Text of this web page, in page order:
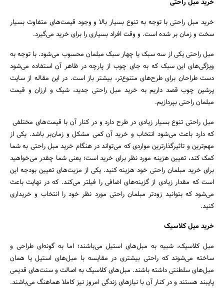
خرید مبل راحتی
خرید مبل راحتی با توجه به تنوع بسیار بالا و وجود قیمت‌های متفاوت بسیار
سخت و زمان بر شده است. و وقت افراد بسیاری را برای خرید می‌گیرد.
مبل راحتی یکی از سه سبک یا چهار سبک مبلمان محسوب می‌شود. با توجه به
ویژگی‌های این سبک که به جای چوب از پارچه در ظاهر آن استفاده می‌شود
دست طراحان برای طرح‌های متنوع‌تر، بیشتر باز است. در این مقاله از سایت
پرشین چوب قصد داریم به خرید مبل راحتی جدید، شیک و ارزان و قیمت
مبلمان راحتی بپردازیم.
مبل راحتی تنوع بسیار زیادی در طرح دارد و در کنار آن با قیمت‌های مختلفی
که دارد باعث ‌می‌شود انتخاب و خرید آن کمی‌ مشکل و زمان‌بر باشد. یکی از
مهم‌ترین و تاثیرگذارترین مواردی که ‌می‌تواند در هنگام خرید مبل راحتی به شما
کمک کند، تعیین هزینه مورد نظر برای خرید است؛ یعنی شما چقدر ‌می‌خواهید
برای خرید مبلمان راحتی خود هزینه کنید. یکی از مزیت‌های تعیین بودجه این
است که مقدار زیادی از گزینه‌های اضافی را فیلتر می‌کند. که در نهایت باعث
‌می‌شود که بتوانید زودتر مبلمان راحتی مورد نظر خود را انتخاب و خریداری
کنید.
خرید میل کلاسیک
مبل کلاسیک، شبیه به مبل‌های استیل ‌می‌باشند؛ اما به گونه‌ای طراحی و
ساخته ‌می‌شوند که راحتی بیشتری در مقایسه با مبل‌های استیل یا همان
مبل‌های سلطنتی داشته باشند. مبل‌های کلاسیک به اصالت و سنت‌های قدیمی‌
پایبند هستند و در کنار آن با نیازهای زندگی امروز نیز کاملا هماهنگ ‌می‌باشند.